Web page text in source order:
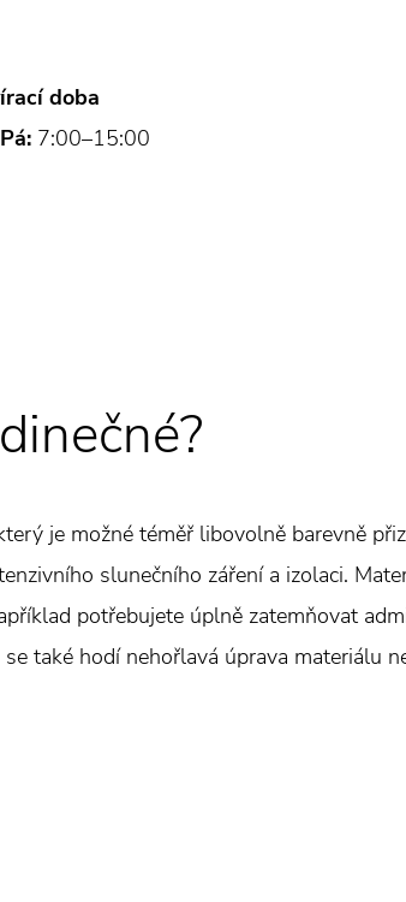
doba
7:00–15:00
je možné téměř libovolně barevně
slunečního záření a izolaci.
potřebujete úplně zatemňovat
se také hodí nehořlavá úprava materiálu